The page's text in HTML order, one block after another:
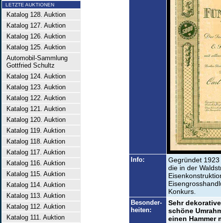
LETZTE AUKTIONEN
Katalog 128. Auktion
Katalog 127. Auktion
Katalog 126. Auktion
Katalog 125. Auktion
Automobil-Sammlung
Gottfried Schultz
Katalog 124. Auktion
Katalog 123. Auktion
Katalog 122. Auktion
Katalog 121. Auktion
Katalog 120. Auktion
Katalog 119. Auktion
Katalog 118. Auktion
Katalog 117. Auktion
Katalog 116. Auktion
Katalog 115. Auktion
Katalog 114. Auktion
Katalog 113. Auktion
Katalog 112. Auktion
Katalog 111. Auktion
Info:
Gegründet
die in der
Konkurs.
Besonder-
heiten:
Sehr
schöne
einen Hammer